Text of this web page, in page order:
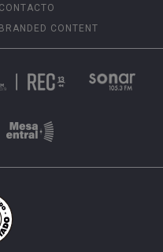
CONTACTO
BRANDED CONTENT